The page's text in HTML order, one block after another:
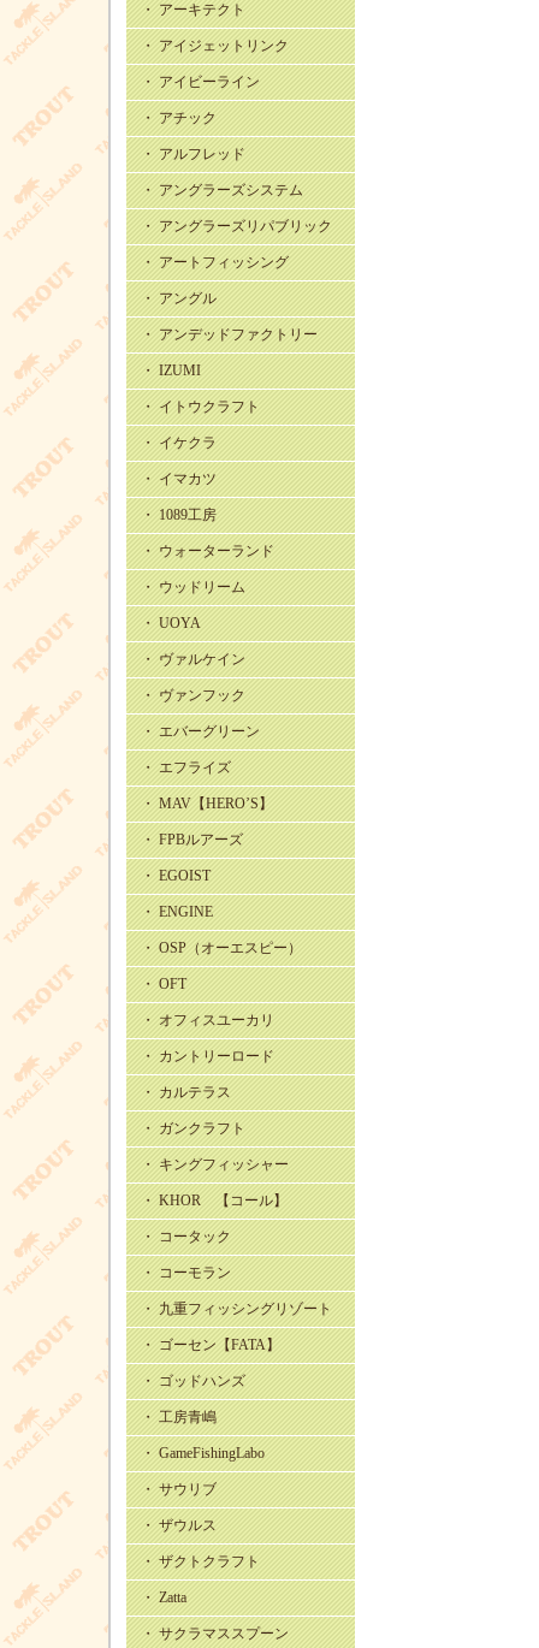
・ アーキテクト
・ アイジェットリンク
・ アイビーライン
・ アチック
・ アルフレッド
・ アングラーズシステム
・ アングラーズリパブリック
・ アートフィッシング
・ アングル
・ アンデッドファクトリー
・ IZUMI
・ イトウクラフト
・ イケクラ
・ イマカツ
・ 1089工房
・ ウォーターランド
・ ウッドリーム
・ UOYA
・ ヴァルケイン
・ ヴァンフック
・ エバーグリーン
・ エフライズ
・ MAV【HERO’S】
・ FPBルアーズ
・ EGOIST
・ ENGINE
・ OSP（オーエスピー）
・ OFT
・ オフィスユーカリ
・ カントリーロード
・ カルテラス
・ ガンクラフト
・ キングフィッシャー
・ KHOR 【コール】
・ コータック
・ コーモラン
・ 九重フィッシングリゾート
・ ゴーセン【FATA】
・ ゴッドハンズ
・ 工房青嶋
・ GameFishingLabo
・ サウリブ
・ ザウルス
・ ザクトクラフト
・ Zatta
・ サクラマススプーン